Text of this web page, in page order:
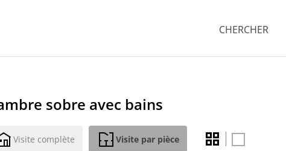
CHERCHER
sobre avec bains
Visite complète Visite par pièce